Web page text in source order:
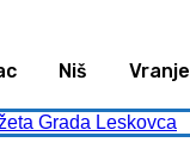
Niš Vranje
Grada Leskovca